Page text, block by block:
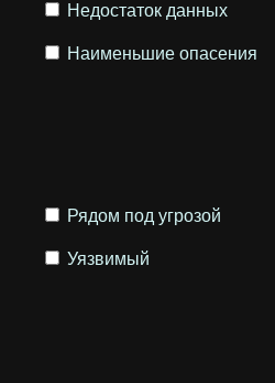
Недостаток данных
Наименьшие опасения
Рядом под угрозой
Уязвимый